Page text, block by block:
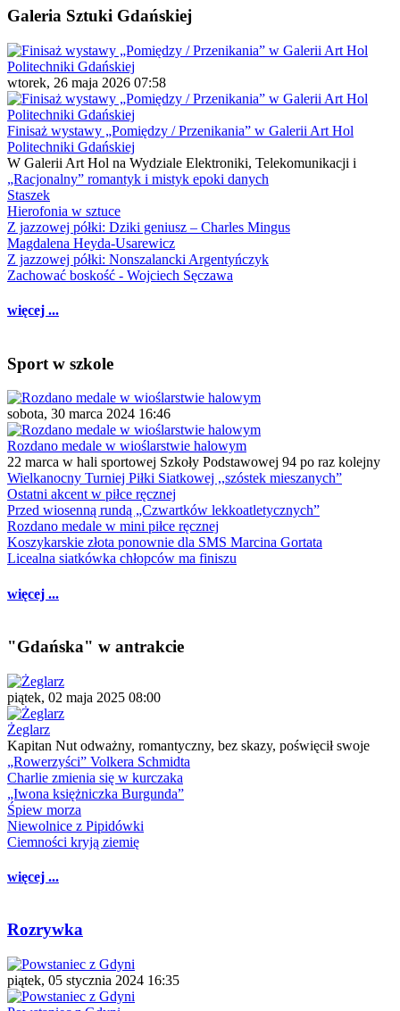
Galeria Sztuki Gdańskiej
wtorek, 26 maja 2026 07:58
Finisaż wystawy „Pomiędzy / Przenikania” w Galerii Art Hol
Politechniki Gdańskiej
W Galerii Art Hol na Wydziale Elektroniki, Telekomunikacji i
„Racjonalny” romantyk i mistyk epoki danych
Staszek
Hierofonia w sztuce
Z jazzowej półki: Dziki geniusz – Charles Mingus
Magdalena Heyda-Usarewicz
Z jazzowej półki: Nonszalancki Argentyńczyk
Zachować boskość - Wojciech Sęczawa
więcej ...
Sport w szkole
sobota, 30 marca 2024 16:46
Rozdano medale w wioślarstwie halowym
22 marca w hali sportowej Szkoły Podstawowej 94 po raz kolejny
Wielkanocny Turniej Piłki Siatkowej ,,szóstek mieszanych”
Ostatni akcent w piłce ręcznej
Przed wiosenną rundą „Czwartków lekkoatletycznych”
Rozdano medale w mini piłce ręcznej
Koszykarskie złota ponownie dla SMS Marcina Gortata
Licealna siatkówka chłopców ma finiszu
więcej ...
"Gdańska" w antrakcie
piątek, 02 maja 2025 08:00
Żeglarz
Kapitan Nut odważny, romantyczny, bez skazy, poświęcił swoje
„Rowerzyści” Volkera Schmidta
Charlie zmienia się w kurczaka
„Iwona księżniczka Burgunda”
Śpiew morza
Niewolnice z Pipidówki
Ciemności kryją ziemię
więcej ...
Rozrywka
piątek, 05 stycznia 2024 16:35